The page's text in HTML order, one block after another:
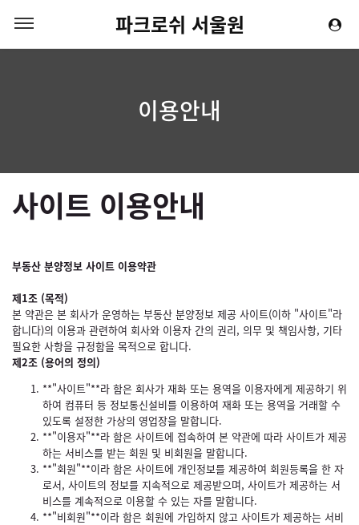
파크로쉬 서울원
이용안내
사이트 이용안내
부동산 분양정보 사이트 이용약관
제1조 (목적)
본 약관은 본 회사가 운영하는 부동산 분양정보 제공 사이트(이하 "사이트"라
합니다)의 이용과 관련하여 회사와 이용자 간의 권리, 의무 및 책임사항, 기타
필요한 사항을 규정함을 목적으로 합니다.
제2조 (용어의 정의)
**"사이트"**라 함은 회사가 재화 또는 용역을 이용자에게 제공하기 위
하여 컴퓨터 등 정보통신설비를 이용하여 재화 또는 용역을 거래할 수
있도록 설정한 가상의 영업장을 말합니다.
**"이용자"**라 함은 사이트에 접속하여 본 약관에 따라 사이트가 제공
하는 서비스를 받는 회원 및 비회원을 말합니다.
**"회원"**이라 함은 사이트에 개인정보를 제공하여 회원등록을 한 자
로서, 사이트의 정보를 지속적으로 제공받으며, 사이트가 제공하는 서
비스를 계속적으로 이용할 수 있는 자를 말합니다.
**"비회원"**이라 함은 회원에 가입하지 않고 사이트가 제공하는 서비